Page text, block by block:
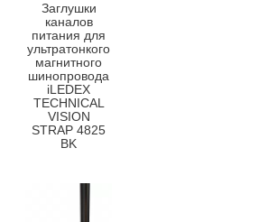
Заглушки
каналов
питания для
ультратонкого
магнитного
шинопровода
iLEDEX
TECHNICAL
VISION
STRAP 4825
BK